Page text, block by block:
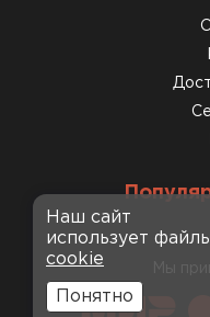
Мы
Наш сайт
использует
cookie
Понятно